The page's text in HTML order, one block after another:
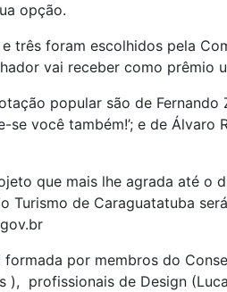
opção.
três foram escolhidos pela
vai receber como prêmio
popular são de Fernando
você também!’; e de Álvaro
que mais lhe agrada até o
Turismo de Caraguatatuba
por membros do
), profissionais de Design